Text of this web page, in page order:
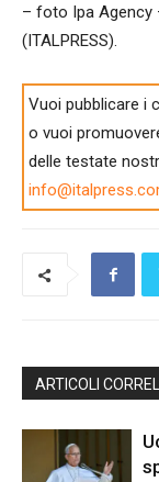
– foto Ipa Agency
(ITALPRESS).
Vuoi pubblicare i
o vuoi
delle testate
ARTICOLI